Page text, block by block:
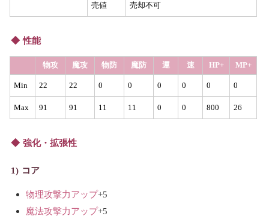
売値 売却不可
性能
物攻 魔攻 物防 魔防 運 速 HP+ MP+
Min 22 22 0 0 0 0 0 0
Max 91 91 11 11 0 0 800 26
強化・拡張性
コア
物理攻撃力アップ+5
魔法攻撃力アップ+5